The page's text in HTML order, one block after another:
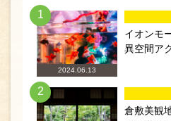
1
2024.06.13
イオンモ
異空間ア
2
倉敷美観